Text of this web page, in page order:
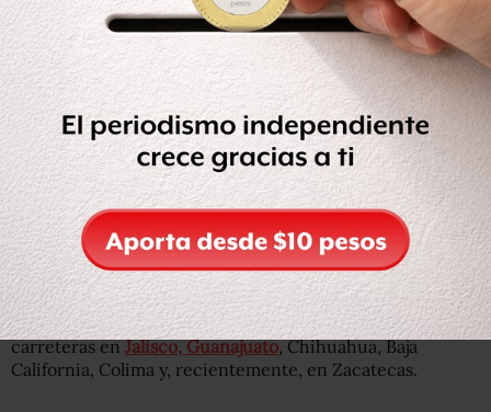
En las semanas de agosto se han reportado quema de
vehículos, de tiendas de autoservicio y bloqueos de
carreteras enJalisco, Guanajuato, Chihuahua, Baja
California, Colima y, recientemente, en Zacatecas.